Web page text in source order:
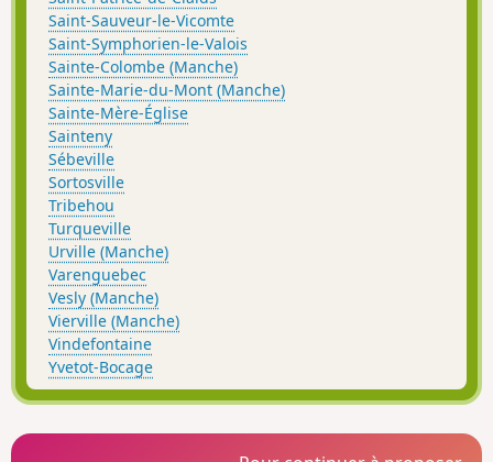
Saint-Sauveur-le-Vicomte
Saint-Symphorien-le-Valois
Sainte-Colombe (Manche)
Sainte-Marie-du-Mont (Manche)
Sainte-Mère-Église
Sainteny
Sébeville
Sortosville
Tribehou
Turqueville
Urville (Manche)
Varenguebec
Vesly (Manche)
Vierville (Manche)
Vindefontaine
Yvetot-Bocage